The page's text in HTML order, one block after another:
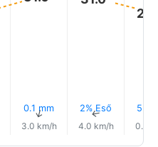
0.1 mm
↑
3.0 km/h
2% Eső
↑
4.0 km/h
5%
0.0